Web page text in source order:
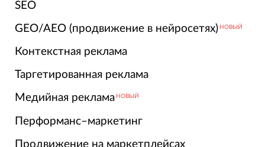
SEO
GEO/AEO (продвижение в нейросетях) НОВЫЙ
Контекстная реклама
Таргетированная реклама
Медийная реклама НОВЫЙ
Перформанс–маркетинг
Продвижение на маркетплейсах